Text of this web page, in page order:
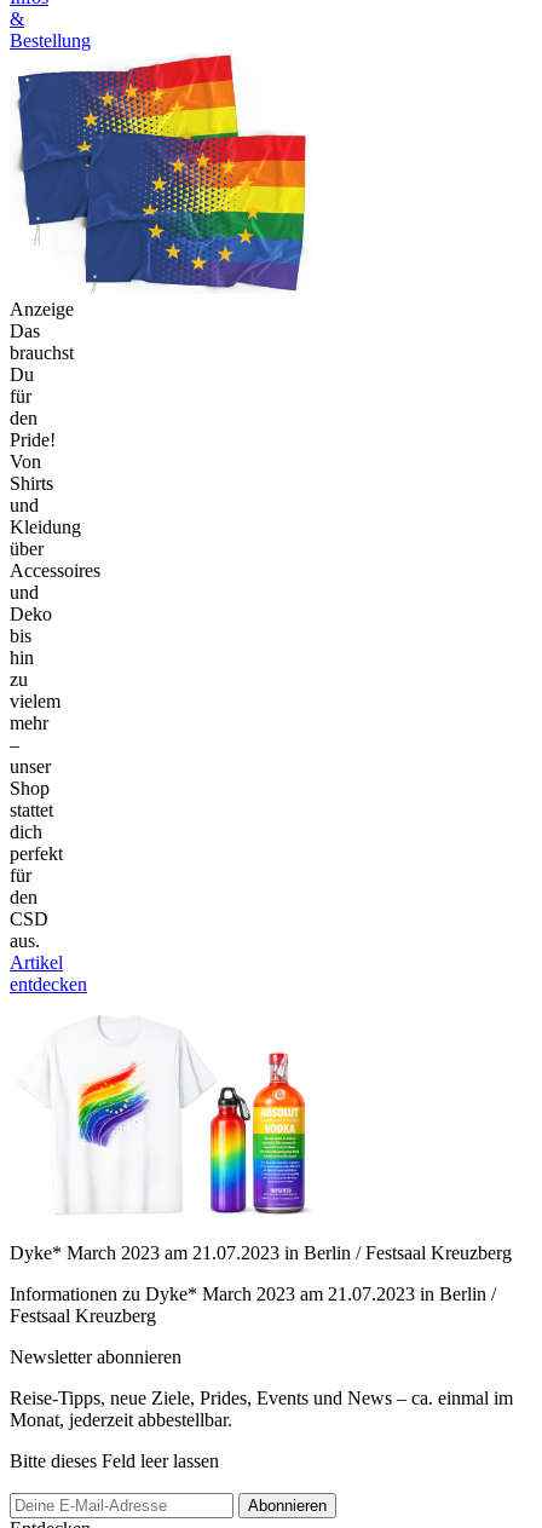
&
Bestellung
Anzeige
Das
brauchst
Du
für
den
Pride!
Von
Shirts
und
Kleidung
über
Accessoires
und
Deko
bis
hin
zu
vielem
mehr
–
unser
Shop
stattet
dich
perfekt
für
den
CSD
aus.
Artikel
entdecken
Dyke* March 2023 am 21.07.2023 in Berlin / Festsaal Kreuzberg
Informationen zu Dyke* March 2023 am 21.07.2023 in Berlin /
Festsaal Kreuzberg
Newsletter abonnieren
Reise-Tipps, neue Ziele, Prides, Events und News – ca. einmal im
Monat, jederzeit abbestellbar.
Bitte dieses Feld leer lassen
Abonnieren